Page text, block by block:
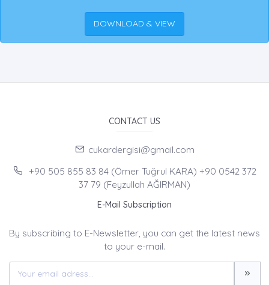
DOWNLOAD & VIEW
CONTACT US
cukardergisi@gmail.com
+90 505 855 83 84 (Ömer Tuğrul KARA) +90 0542 372
37 79 (Feyzullah AĞIRMAN)
E-Mail Subscription
By subscribing to E-Newsletter, you can get the latest news
to your e-mail.